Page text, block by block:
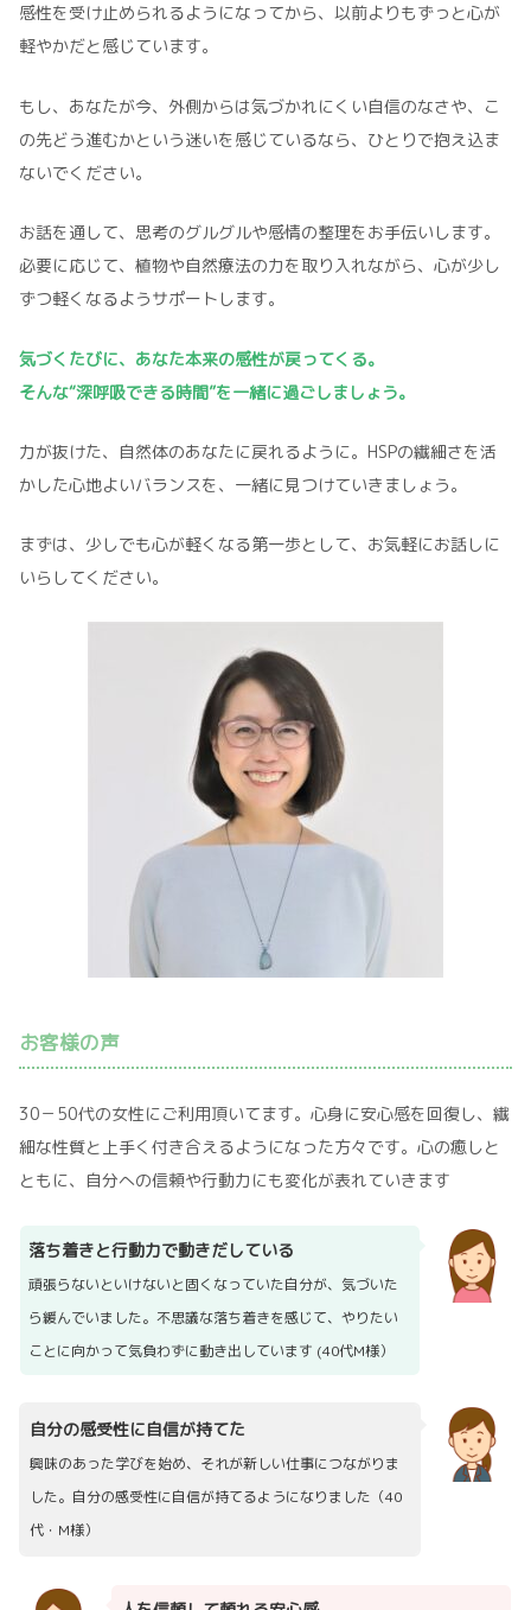
感性を受け止められるようになってから、以前よりもずっと心が
軽やかだと感じています。
もし、あなたが今、外側からは気づかれにくい自信のなさや、こ
の先どう進むかという迷いを感じているなら、ひとりで抱え込ま
ないでください。
お話を通して、思考のグルグルや感情の整理をお手伝いします。
必要に応じて、植物や自然療法の力を取り入れながら、心が少し
ずつ軽くなるようサポートします。
気づくたびに、あなた本来の感性が戻ってくる。
そんな“深呼吸できる時間”を一緒に過ごしましょう。
力が抜けた、自然体のあなたに戻れるように。HSPの繊細さを活
かした心地よいバランスを、一緒に見つけていきましょう。
まずは、少しでも心が軽くなる第一歩として、お気軽にお話しに
いらしてください。
お客様の声
30－50代の女性にご利用頂いてます。心身に安心感を回復し、繊
細な性質と上手く付き合えるようになった方々です。心の癒しと
ともに、自分への信頼や行動力にも変化が表れていきます
落ち着きと行動力で動きだしている
頑張らないといけないと固くなっていた自分が、気づいた
ら緩んでいました。不思議な落ち着きを感じて、やりたい
ことに向かって気負わずに動き出しています (40代M様）
自分の感受性に自信が持てた
興味のあった学びを始め、それが新しい仕事につながりま
した。自分の感受性に自信が持てるようになりました（40
代・M様）